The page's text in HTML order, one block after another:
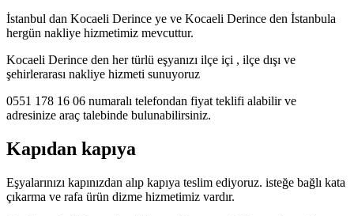
İstanbul dan Kocaeli Derince ye ve Kocaeli Derince den İstanbula
hergün nakliye hizmetimiz mevcuttur.
Kocaeli Derince den her türlü eşyanızı ilçe içi , ilçe dışı ve
şehirlerarası nakliye hizmeti sunuyoruz
0551 178 16 06 numaralı telefondan fiyat teklifi alabilir ve
adresinize araç talebinde bulunabilirsiniz.
Kapıdan kapıya
Eşyalarınızı kapınızdan alıp kapıya teslim ediyoruz. isteğe bağlı kata
çıkarma ve rafa ürün dizme hizmetimiz vardır.